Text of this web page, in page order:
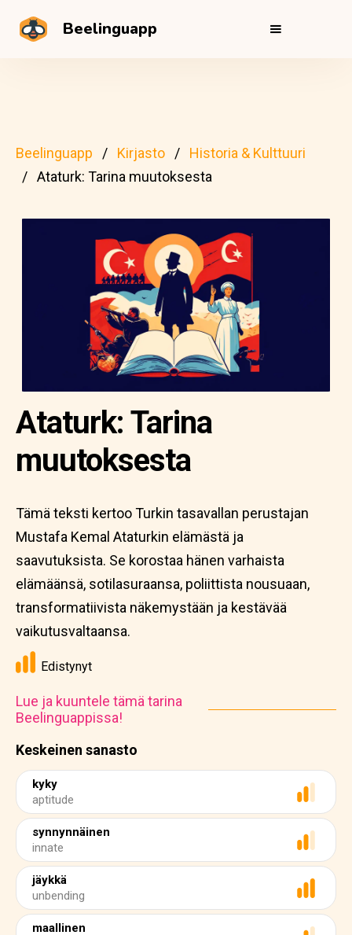
Beelinguapp
Beelinguapp Kirjasto
Historia & Kulttuuri
Ataturk: Tarina muutoksesta
Keskeinen sanasto
kyky
aptitude
synnynnäinen
innate
jäykkä
unbending
maallinen
Ataturk: Tarina
muutoksesta
Tämä teksti kertoo Turkin tasavallan perustajan
Mustafa Kemal Ataturkin elämästä ja
saavutuksista. Se korostaa hänen varhaista
elämäänsä, sotilasuraansa, poliittista nousuaan,
transformatiivista näkemystään ja kestävää
vaikutusvaltaansa.
Edistynyt
Lue ja kuuntele tämä tarina
Beelinguappissa!